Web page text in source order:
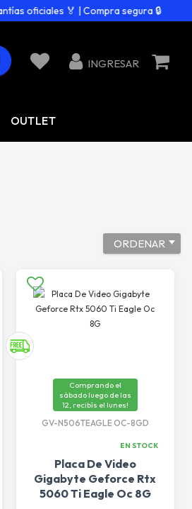
🏅 | Compra segura 🔒
INGRESAR
OUTLET
ORDENAR
Comprando el
sábado luego de las
12, recibís el lunes!
GV-N506TEAGLE OC-8GD
EN STOCK
Placa De Video
Gigabyte Geforce Rtx
5060 Ti Eagle Oc 8G